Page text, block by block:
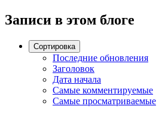
Записи в этом блоге
Сортировка
Последние обновления
Заголовок
Дата начала
Самые комментируемые
Самые просматриваемые